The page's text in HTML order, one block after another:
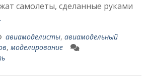
самолеты, сделанные ру­ками
авиамоделисты, авиамодельный
, моделирование